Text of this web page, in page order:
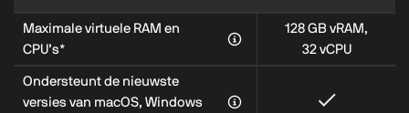
Maximale virtuele RAM en
CPU’s*
128 GB vRAM,
32 vCPU
Ondersteunt de nieuwste
versies van macOS, Windows